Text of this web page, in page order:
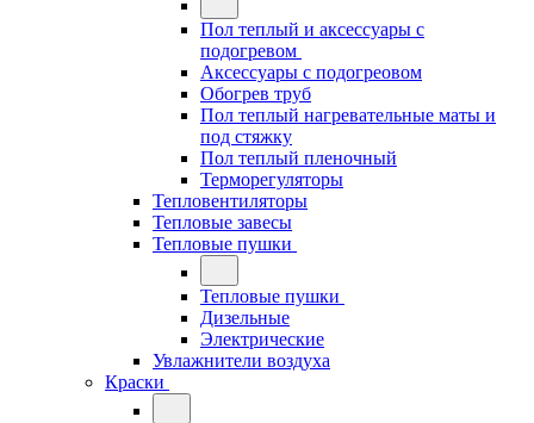
Пол теплый и аксессуары с
подогревом
Аксессуары с подогреовом
Обогрев труб
Пол теплый нагревательные маты и
под стяжку
Пол теплый пленочный
Терморегуляторы
Тепловентиляторы
Тепловые завесы
Тепловые пушки
Тепловые пушки
Дизельные
Электрические
Увлажнители воздуха
Краски